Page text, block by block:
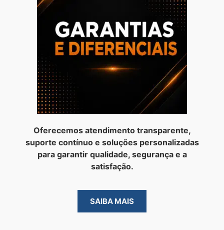
Oferecemos atendimento transparente,
suporte contínuo e soluções personalizadas
para garantir qualidade, segurança e a
satisfação.
SAIBA MAIS